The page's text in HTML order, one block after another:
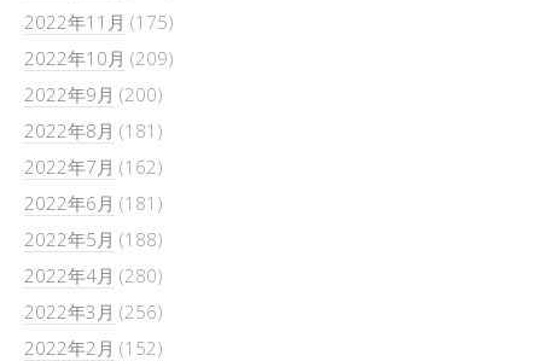
2022年11月 (175)
2022年10月 (209)
2022年9月 (200)
2022年8月 (181)
2022年7月 (162)
2022年6月 (181)
2022年5月 (188)
2022年4月 (280)
2022年3月 (256)
2022年2月 (152)